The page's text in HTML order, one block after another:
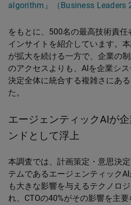
algorithm』（Business Leaders
をもとに、500名の最高技術責任
インサイトを紹介しています。
が拡大を続ける一方で、企業の
のアクセスよりも、AIを企業シ
決定全体に統合する複雑さにあ
た。
エージェンティックAIが
ンドとして浮上
本調査では、計画策定・意思決
テムであるエージェンティック
も大きな影響を与えるテクノロ
れ、CTOの40%がその影響を主